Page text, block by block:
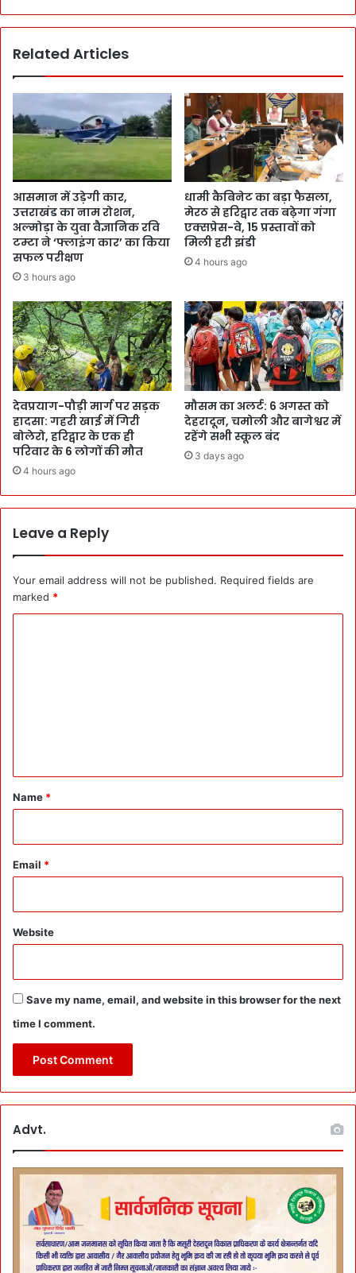
Related Articles
आसमान में उड़ेगी कार,
उत्तराखंड का नाम रोशन,
अल्मोड़ा के युवा वैज्ञानिक रवि
टम्टा ने ‘फ्लाइंग कार’ का किया
सफल परीक्षण
3 hours ago
धामी कैबिनेट का बड़ा फैसला,
मेरठ से हरिद्वार तक बढ़ेगा गंगा
एक्सप्रेस-वे, 15 प्रस्तावों को
मिली हरी झंडी
4 hours ago
देवप्रयाग-पौड़ी मार्ग पर सड़क
हादसा: गहरी खाई में गिरी
बोलेरो, हरिद्वार के एक ही
परिवार के 6 लोगों की मौत
4 hours ago
मौसम का अलर्ट: 6 अगस्त को
देहरादून, चमोली और बागेश्वर में
रहेंगे सभी स्कूल बंद
3 days ago
Leave a Reply
Your email address will not be published. Required fields are
marked *
*
Name *
Email *
Website
Save my name, email, and website in this browser for the next
time I comment.
Advt.